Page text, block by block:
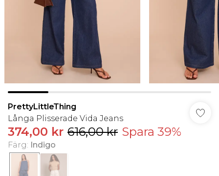
PrettyLittleThing
Långa Plisserade Vida Jeans
374,00 kr 616,00 kr Spara 39%
Färg: Indigo